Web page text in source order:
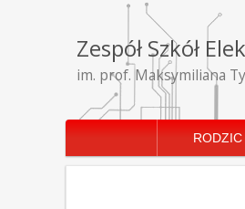
Zespół Szkół
im. prof. Maksymiliana
RODZIC